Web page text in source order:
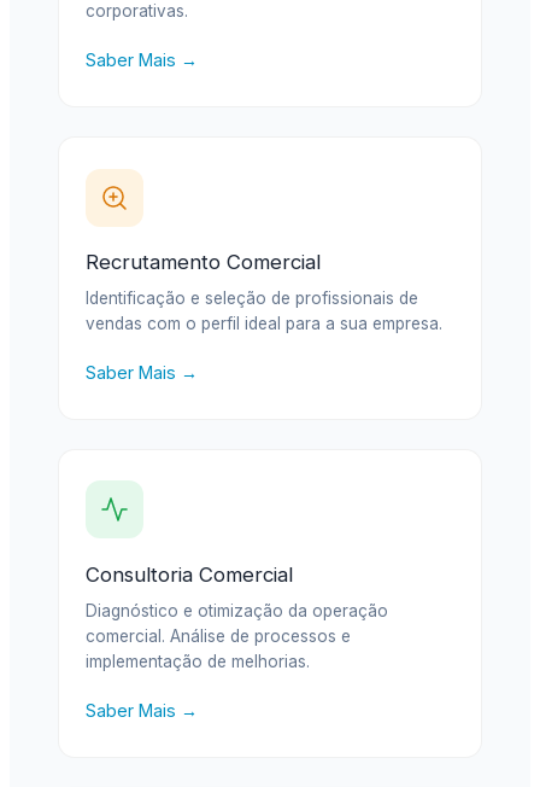
corporativas.
Saber Mais →
Recrutamento Comercial
Identificação e seleção de profissionais de
vendas com o perfil ideal para a sua empresa.
Saber Mais →
Consultoria Comercial
Diagnóstico e otimização da operação
comercial. Análise de processos e
implementação de melhorias.
Saber Mais →